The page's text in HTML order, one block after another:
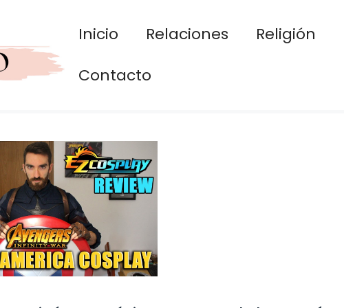
Inicio Relaciones Religión
Contacto